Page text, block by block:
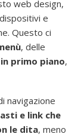
web design,
e
Questo ci
, delle
primo piano,
navigazione
e link che
le dita, meno